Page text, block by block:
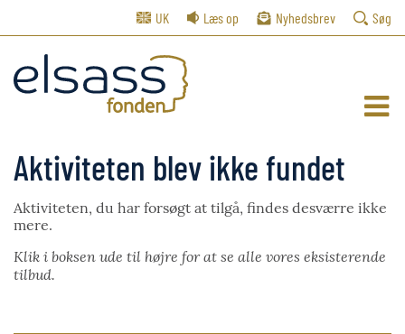
UK Læs op Nyhedsbrev Søg
Aktiviteten blev ikke fundet
Aktiviteten, du har forsøgt at tilgå, findes desværre ikke
mere.
Klik i boksen ude til højre for at se alle vores eksisterende
tilbud.